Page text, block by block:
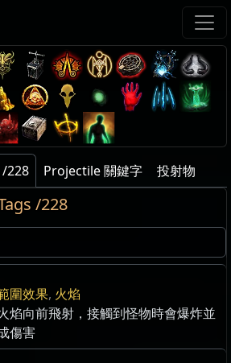
228 Projectile 關鍵字 投射物
/228
圍效果, 火焰
焰向前飛射，接觸到怪物時會爆炸並
傷害